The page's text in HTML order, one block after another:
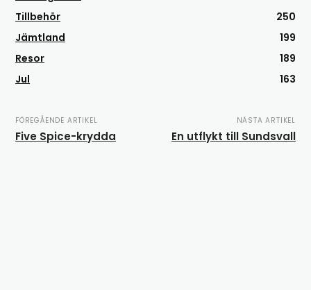
Tillbehör
250
Jämtland
199
Resor
189
Jul
163
FÖREGÅENDE ARTIKEL
Five Spice-krydda
NÄSTA ARTIKEL
En utflykt till Sundsvall